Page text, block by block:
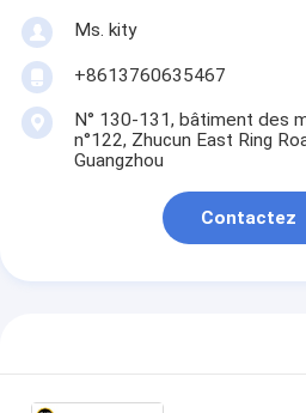
Ms. kity
+8613760635467
N° 130-131, bâtiment des
n°122, Zhucun East Ring
Guangzhou
Contactez